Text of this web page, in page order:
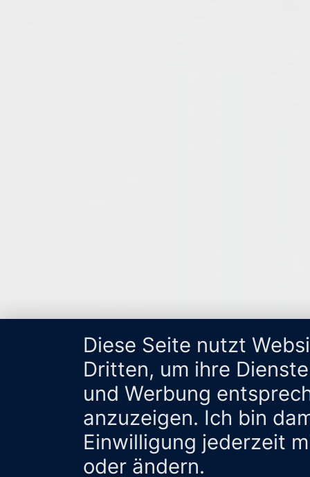
Diese Seite nutzt
Dritten, um ihre
und Werbung
anzuzeigen. Ich bin
Einwilligung jederzeit
oder ändern.